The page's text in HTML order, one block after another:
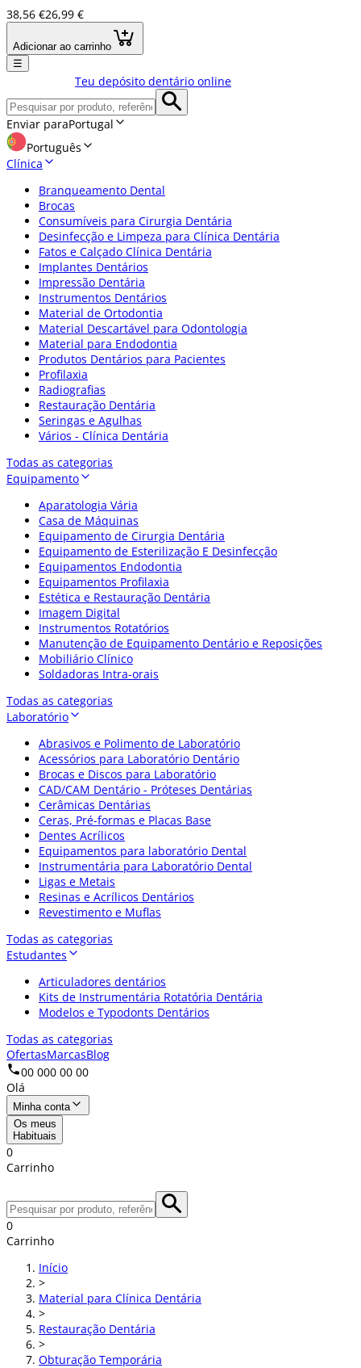
38,56 €26,99 €
Adicionar ao carrinho
☰
Teu depósito dentário online
Enviar paraPortugal
Português
Clínica
Branqueamento Dental
Brocas
Consumíveis para Cirurgia Dentária
Desinfecção e Limpeza para Clínica Dentária
Fatos e Calçado Clínica Dentária
Implantes Dentários
Impressão Dentária
Instrumentos Dentários
Material de Ortodontia
Material Descartável para Odontologia
Material para Endodontia
Produtos Dentários para Pacientes
Profilaxia
Radiografias
Restauração Dentária
Seringas e Agulhas
Vários - Clínica Dentária
Todas as categorias
Equipamento
Aparatologia Vária
Casa de Máquinas
Equipamento de Cirurgia Dentária
Equipamento de Esterilização E Desinfecção
Equipamentos Endodontia
Equipamentos Profilaxia
Estética e Restauração Dentária
Imagem Digital
Instrumentos Rotatórios
Manutenção de Equipamento Dentário e Reposições
Mobiliário Clínico
Soldadoras Intra-orais
Todas as categorias
Laboratório
Abrasivos e Polimento de Laboratório
Acessórios para Laboratório Dentário
Brocas e Discos para Laboratório
CAD/CAM Dentário - Próteses Dentárias
Cerâmicas Dentárias
Ceras, Pré-formas e Placas Base
Dentes Acrílicos
Equipamentos para laboratório Dental
Instrumentária para Laboratório Dental
Ligas e Metais
Resinas e Acrílicos Dentários
Revestimento e Muflas
Todas as categorias
Estudantes
Articuladores dentários
Kits de Instrumentária Rotatória Dentária
Modelos e Typodonts Dentários
Todas as categorias
OfertasMarcasBlog
00 000 00 00
Olá
Minha conta
Os meus
Habituais
0
Carrinho
0
Carrinho
Início
>
Material para Clínica Dentária
>
Restauração Dentária
>
Obturação Temporária